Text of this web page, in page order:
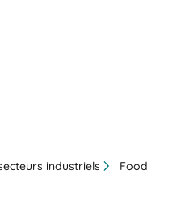
industriels Food